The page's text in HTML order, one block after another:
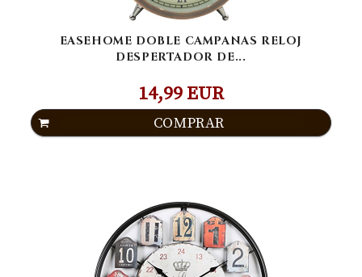
EASEHOME DOBLE CAMPANAS RELOJ
DESPERTADOR DE...
14,99 EUR
COMPRAR